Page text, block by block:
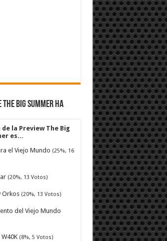
Big Summer ha
la Preview The Big
es...
el Viejo Mundo (25%, 16
(20%, 13 Votos)
Orkos (20%, 13 Votos)
del Viejo Mundo
(8%, 5 Votos)